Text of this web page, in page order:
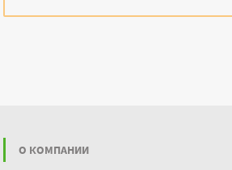
О КОМПАНИИ